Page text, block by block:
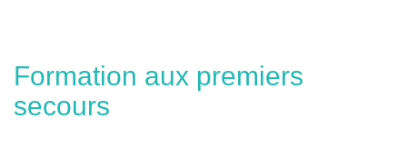
Formation aux premiers
secours